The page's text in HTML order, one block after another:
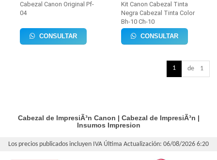
Cabezal Canon Original Pf-
04
CONSULTAR
Kit Canon Cabezal Tinta
Negra Cabezal Tinta Color
Bh-10 Ch-10
CONSULTAR
1 de 1
Cabezal de ImpresiÃ³n Canon | Cabezal de ImpresiÃ³n |
Insumos Impresion
Los precios publicados incluyen IVA Última Actualización: 06/08/2026 6:20